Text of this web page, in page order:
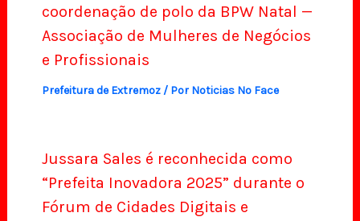
coordenação de polo da BPW Natal —
Associação de Mulheres de Negócios
e Profissionais
Prefeitura de Extremoz/ Por Noticias No Face
Jussara Sales é reconhecida como
“Prefeita Inovadora 2025” durante o
Fórum de Cidades Digitais e